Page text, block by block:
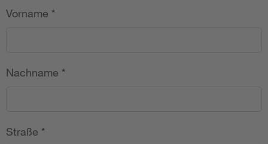
Vorname *
Nachname *
Straße *